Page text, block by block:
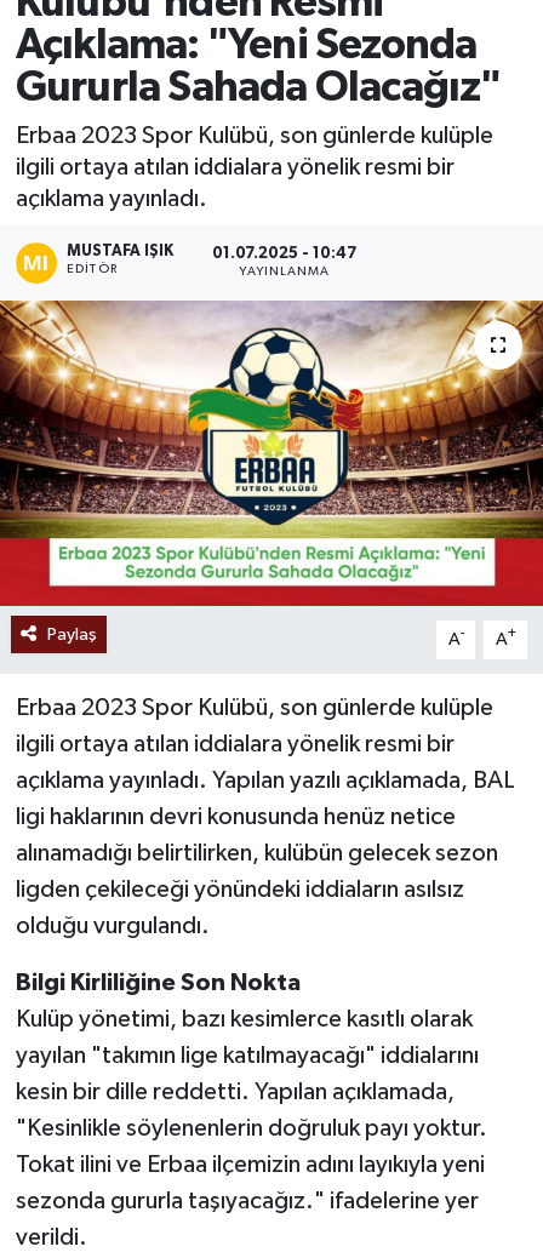
Açıklama: "Yeni Sezonda
Gururla Sahada Olacağız"
Erbaa 2023 Spor Kulübü, son günlerde kulüple
ilgili ortaya atılan iddialara yönelik resmi bir
açıklama yayınladı.
MUSTAFA IŞIK
EDITÖR
01.07.2025 - 10:47
YAYINLANMA
Paylaş A- A+
Erbaa 2023 Spor Kulübü, son günlerde kulüple
ilgili ortaya atılan iddialara yönelik resmi bir
açıklama yayınladı. Yapılan yazılı açıklamada, BAL
ligi haklarının devri konusunda henüz netice
alınamadığı belirtilirken, kulübün gelecek sezon
ligden çekileceği yönündeki iddiaların asılsız
olduğu vurgulandı.
Bilgi Kirliliğine Son Nokta
Kulüp yönetimi, bazı kesimlerce kasıtlı olarak
yayılan "takımın lige katılmayacağı" iddialarını
kesin bir dille reddetti. Yapılan açıklamada,
"Kesinlikle söylenenlerin doğruluk payı yoktur.
Tokat ilini ve Erbaa ilçemizin adını layıkıyla yeni
sezonda gururla taşıyacağız." ifadelerine yer
verildi.
Ekonomi
Sağlık
Tokat Haber